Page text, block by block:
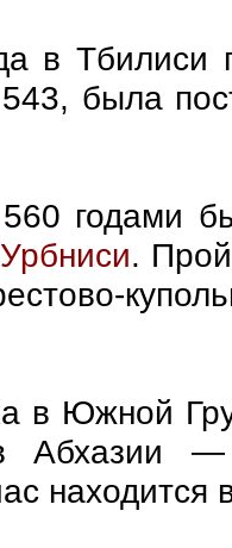
в Тбилиси
была
годами
Урбниси.
в Южной
Абхазии
находится